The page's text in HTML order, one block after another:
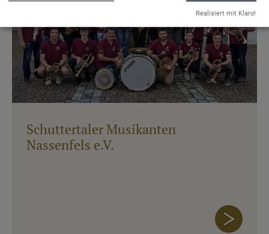
Schuttertaler Musikanten
Nassenfels e.V.
Realisiert mit Klaro!